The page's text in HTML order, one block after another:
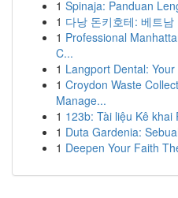
1 Spinaja: Panduan
1 다낭 돈키호테: 베트
1 Professional
C...
1 Langport Dental:
1 Croydon Waste
Manage...
1 123b: Tài liệu Kê
1 Duta Gardenia:
1 Deepen Your Faith